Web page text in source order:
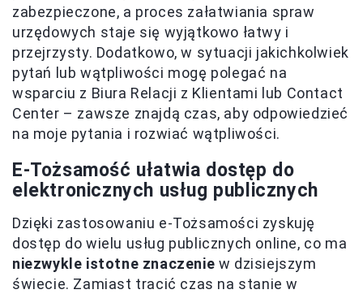
zabezpieczone, a proces załatwiania spraw
urzędowych staje się wyjątkowo łatwy i
przejrzysty. Dodatkowo, w sytuacji jakichkolwiek
pytań lub wątpliwości mogę polegać na
wsparciu z Biura Relacji z Klientami lub Contact
Center – zawsze znajdą czas, aby odpowiedzieć
na moje pytania i rozwiać wątpliwości.
E-Tożsamość ułatwia dostęp do
elektronicznych usług publicznych
Dzięki zastosowaniu e-Tożsamości zyskuję
dostęp do wielu usług publicznych online, co ma
niezwykle istotne znaczenie w dzisiejszym
świecie. Zamiast tracić czas na stanie w